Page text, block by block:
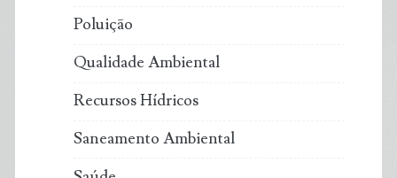
Poluição
Qualidade Ambiental
Recursos Hídricos
Saneamento Ambiental